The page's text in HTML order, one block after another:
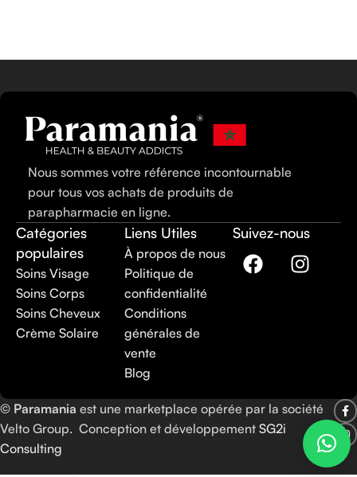
Nous sommes votre référence incontournable
pour tous vos achats de produits de
parapharmacie en ligne.
Catégories
populaires
Soins Visage
Soins Corps
Soins Cheveux
Crème Solaire
Liens Utiles
À propos de nous
Politique de
confidentialité
Conditions
générales de
vente
Blog
Suivez-nous
© Paramania est une marketplace opérée par la société
Velto Group. Conception et développement SG2i
Consulting